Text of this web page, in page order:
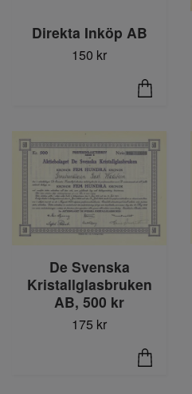
Direkta Inköp AB
150 kr
De Svenska
Kristallglasbruken
AB, 500 kr
175 kr